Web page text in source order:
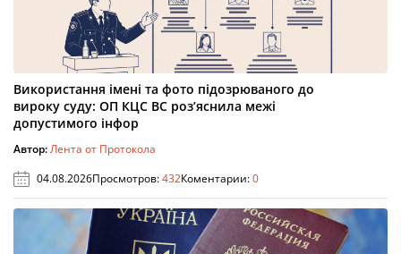
Використання імені та фото підозрюваного до
вироку суду: ОП КЦС ВС роз’яснила межі
допустимого інфор
Автор:Лента от Протокола
04.08.2026Просмотров:432Коментарии:0